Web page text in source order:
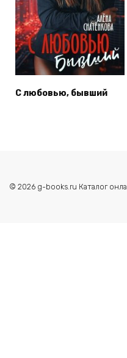
С любовью, бывший
© 2026 g-books.ru Каталог